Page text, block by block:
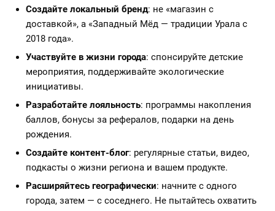
Создайте локальный бренд: не «магазин с
доставкой», а «Западный Мёд — традиции Урала с
2018 года».
Участвуйте в жизни города: спонсируйте детские
мероприятия, поддерживайте экологические
инициативы.
Разработайте лояльность: программы накопления
баллов, бонусы за рефералов, подарки на день
рождения.
Создайте контент-блог: регулярные статьи, видео,
подкасты о жизни региона и вашем продукте.
Расширяйтесь географически: начните с одного
города, затем — с соседнего. Не пытайтесь охватить